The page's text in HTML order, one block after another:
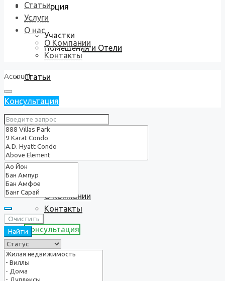
Коммерция
Участки
Помещения и Отели
Статьи
Услуги
О нас
О Компании
Контакты
Консультация
Статьи
Услуги
О нас
О Компании
Контакты
Account
Консультация
Очистить
Найти